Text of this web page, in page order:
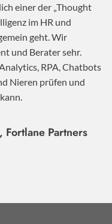
einer der „Thought
im HR und
geht. Wir
und Berater sehr.
RPA, Chatbots
Nieren prüfen und
Fortlane Partners